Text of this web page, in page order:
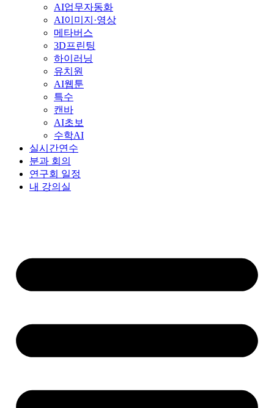
AI업무자동화
AI이미지·영상
메타버스
3D프린팅
하이러닝
유치원
AI웹툰
특수
캔바
AI초보
수학AI
실시간연수
분과 회의
연구회 일정
내 강의실